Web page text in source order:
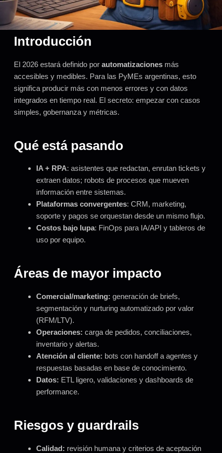
Introducción
El 2026 estará definido por automatizaciones más
accesibles y medibles. Para las PyMEs argentinas, esto
significa producir más con menos errores y con datos
integrados en tiempo real. El secreto: empezar con casos
simples, gobernanza y métricas.
Qué está pasando
IA + RPA: asistentes que redactan, enrutan tickets y
extraen datos; robots de procesos que mueven
información entre sistemas.
Plataformas convergentes: CRM, marketing,
soporte y pagos se orquestan desde un mismo flujo.
Costos bajo lupa: FinOps para IA/API y tableros de
uso por equipo.
Áreas de mayor impacto
Comercial/marketing: generación de briefs,
segmentación y nurturing automatizado por valor
(RFM/LTV).
Operaciones: carga de pedidos, conciliaciones,
inventario y alertas.
Atención al cliente: bots con handoff a agentes y
respuestas basadas en base de conocimiento.
Datos: ETL ligero, validaciones y dashboards de
performance.
Riesgos y guardrails
Calidad: revisión humana y criterios de aceptación